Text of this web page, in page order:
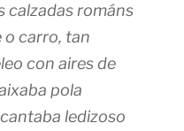
calzadas románs
o carro, tan
con aires de
pola
ledizoso